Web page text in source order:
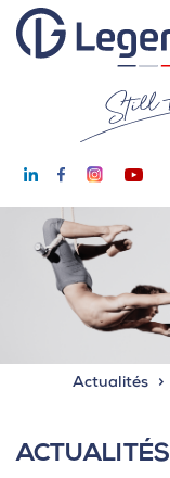
Actualités
ACTUALITÉS